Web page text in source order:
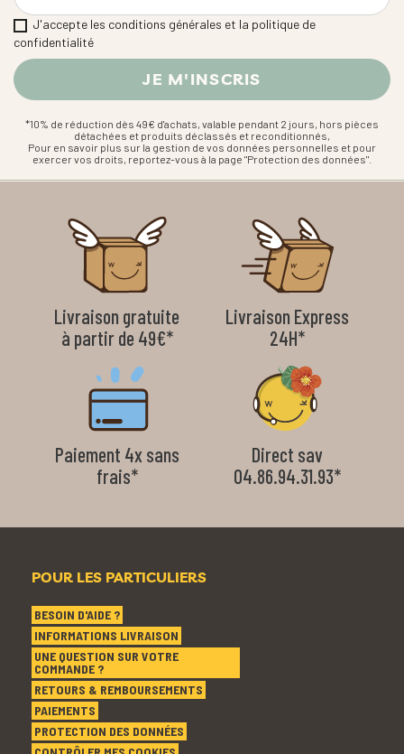
J'accepte les conditions générales et la politique de
confidentialité
*10% de réduction dès 49€ d'achats, valable pendant 2 jours, hors pièces
détachées et produits déclassés et reconditionnés,
Pour en savoir plus sur la gestion de vos données personnelles et pour
exercer vos droits, reportez-vous à la page "Protection des données".
Livraison gratuite
à partir de 49€*
Livraison Express
24H*
Paiement 4x sans
frais*
Direct sav
04.86.94.31.93*
POUR LES PARTICULIERS
BESOIN D'AIDE ?
INFORMATIONS LIVRAISON
UNE QUESTION SUR VOTRE
COMMANDE ?
RETOURS & REMBOURSEMENTS
PAIEMENTS
PROTECTION DES DONNÉES